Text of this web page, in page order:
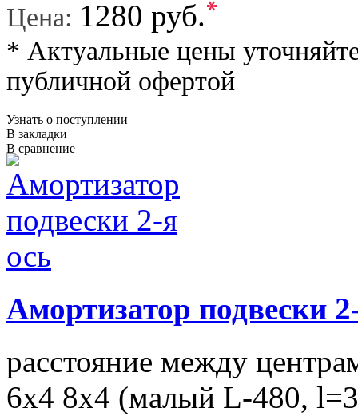
Цена: 1280 руб.*
* Актуальные цены
публичной офертой
Узнать о поступлении
В закладки
В сравнение
Амортизатор подвески
расстояние между
6х4 8x4 (малый L-480,